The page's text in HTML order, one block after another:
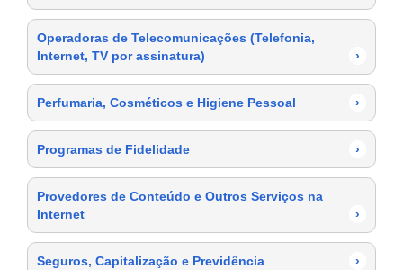
Operadoras de Telecomunicações (Telefonia,
Internet, TV por assinatura)
›
Perfumaria, Cosméticos e Higiene Pessoal ›
Programas de Fidelidade ›
Provedores de Conteúdo e Outros Serviços na
Internet
›
Seguros, Capitalização e Previdência ›